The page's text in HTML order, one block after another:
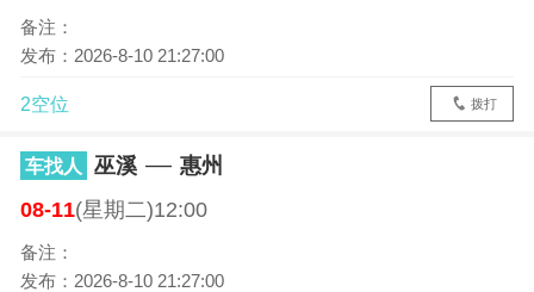
备注：
发布：2026-8-10 21:27:00
2空位 拨打
车找人 巫溪
惠州
08-11(星期二)12:00
备注：
发布：2026-8-10 21:27:00